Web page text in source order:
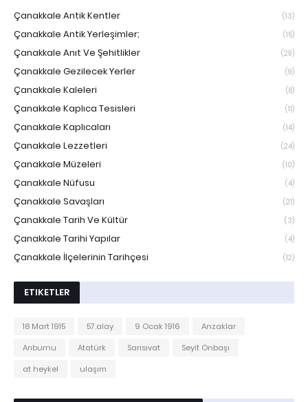
Çanakkale Antik Kentler (13)
Çanakkale Antik Yerleşimler; (15)
Çanakkale Anıt Ve Şehitlikler (29)
Çanakkale Gezilecek Yerler (9)
Çanakkale Kaleleri (8)
Çanakkale Kaplıca Tesisleri (11)
Çanakkale Kaplıcaları (14)
Çanakkale Lezzetleri (24)
Çanakkale Müzeleri (10)
Çanakkale Nüfusu (4)
Çanakkale Savaşları (21)
Çanakkale Tarih Ve Kültür (3)
Çanakkale Tarihi Yapılar (4)
Çanakkale İlçelerinin Tarihçesi (12)
ETIKETLER
18 Mart 1915 57.alay 9 Ocak 1916
Anzaklar
Arıburnu
Atatürk Sarısıvat
Seyit Onbaşı
at heykel
ulaşım